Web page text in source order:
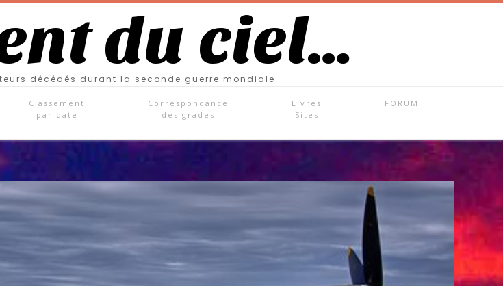
du ciel…
décédés durant la seconde guerre mondiale
Classement
par date
Correspondance
des grades
Livres
Sites
FORUM